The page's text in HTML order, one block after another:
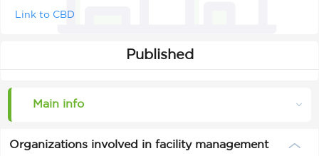
Link to CBD
Published
Main info
Organizations involved in facility management